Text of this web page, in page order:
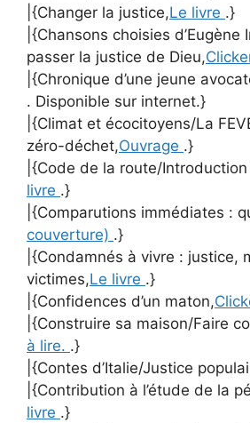
|{Changer la justice,Le livre .}
|{Chansons choisies
passer la justice de Dieu,
|{Chronique d’une jeune
. Disponible sur internet.}
|{Climat et écocitoyens/La
zéro-déchet,Ouvrage .}
|{Code de la route/
livre .}
|{Comparutions immédiates :
couverture) .}
|{Condamnés à vivre : justice,
victimes,Le livre .}
|{Confidences d’un maton,
|{Construire sa maison/Faire
à lire. .}
|{Contes d’Italie/Justice
|{Contribution à l’étude de la
livre .}